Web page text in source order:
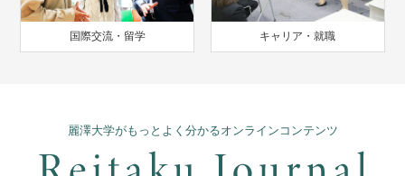
国際交流・留学 キャリア・就職
麗澤大学がもっとよく分かるオンラインコンテンツ